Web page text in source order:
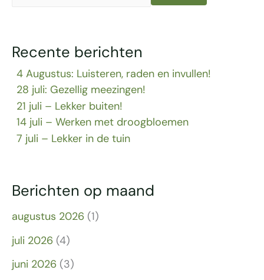
Recente berichten
4 Augustus: Luisteren, raden en invullen!
28 juli: Gezellig meezingen!
21 juli – Lekker buiten!
14 juli – Werken met droogbloemen
7 juli – Lekker in de tuin
Berichten op maand
augustus 2026 (1)
juli 2026 (4)
juni 2026 (3)